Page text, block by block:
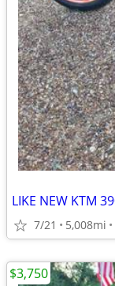
7/21 5,008mi
$3,750